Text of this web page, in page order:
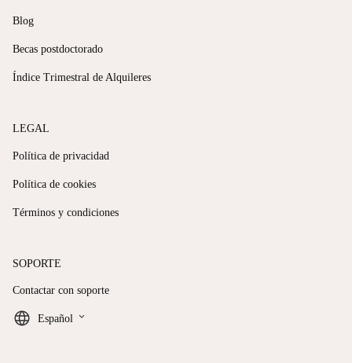
Blog
Becas postdoctorado
Índice Trimestral de Alquileres
LEGAL
Política de privacidad
Política de cookies
Términos y condiciones
SOPORTE
Contactar con soporte
Español keyboard_arrow_down